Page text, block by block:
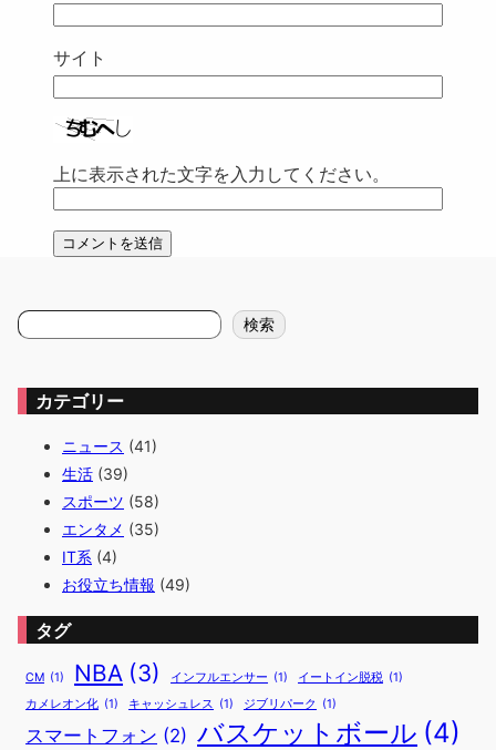
サイト
上に表示された文字を入力してください。
検
索
検索
カテゴリー
ニュース (41)
生活 (39)
スポーツ (58)
エンタメ (35)
IT系 (4)
お役立ち情報 (49)
タグ
CM (1) NBA (3) インフルエンサー (1) イートイン脱税 (1)
カメレオン化 (1) キャッシュレス (1) ジブリパーク (1)
スマートフォン (2) バスケットボール (4)